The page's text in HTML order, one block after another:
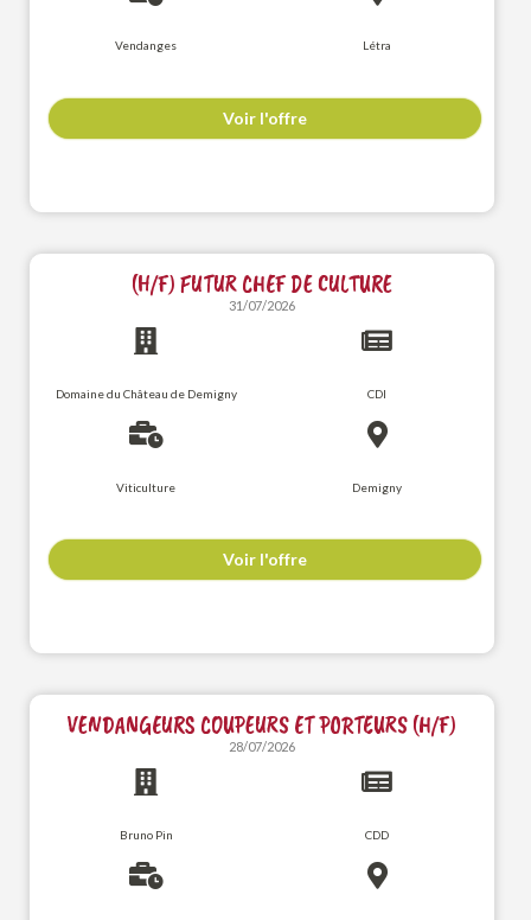
Vendanges Létra
Voir l'offre
(H/F) FUTUR CHEF DE CULTURE
31/07/2026
Domaine du Château de Demigny CDI
Viticulture Demigny
Voir l'offre
VENDANGEURS COUPEURS ET PORTEURS (H/F)
28/07/2026
Bruno Pin CDD